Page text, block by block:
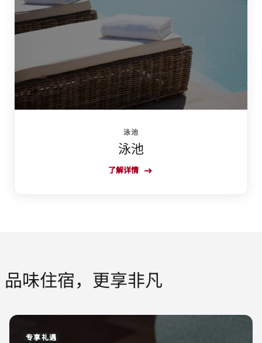
泳池
泳池
了解详情
品味住宿，更享非凡
专享礼遇